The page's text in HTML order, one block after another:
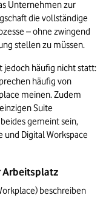
Unternehmen zur
die vollständige
– ohne zwingend
stellen zu müssen.
jedoch häufig nicht statt:
häufig von
meinen. Zudem
Suite
gemeint sein,
und Digital Workspace
Arbeitsplatz
beschreiben